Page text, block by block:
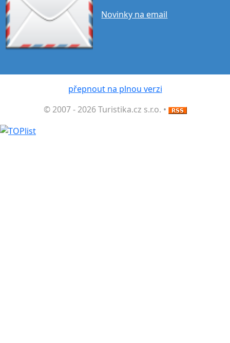
Novinky na email
přepnout na plnou verzi
© 2007 - 2026 Turistika.cz s.r.o. •